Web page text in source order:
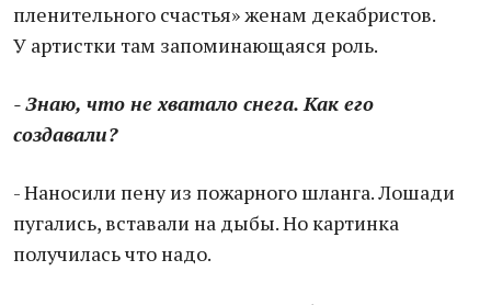
пленительного счастья» женам декабристов.
У артистки там запоминающаяся роль.
- Знаю, что не хватало снега. Как его
создавали?
- Наносили пену из пожарного шланга. Лошади
пугались, вставали на дыбы. Но картинка
получилась что надо.